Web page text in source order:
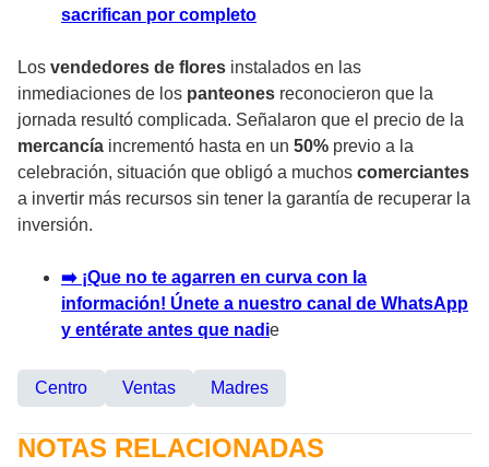
sacrifican por completo
Los vendedores de flores instalados en las
inmediaciones de los panteones reconocieron que la
jornada resultó complicada. Señalaron que el precio de la
mercancía incrementó hasta en un 50% previo a la
celebración, situación que obligó a muchos comerciantes
a invertir más recursos sin tener la garantía de recuperar la
inversión.
➡️ ¡Que no te agarren en curva con la
información! Únete a nuestro canal de WhatsApp
y entérate antes que nadie
Centro Ventas Madres
NOTAS RELACIONADAS